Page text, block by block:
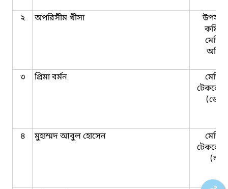
২ অপরিসীম খীসা
৩ প্রিমা বর্মন
৪ মুহাম্মদ আবুল হোসেন